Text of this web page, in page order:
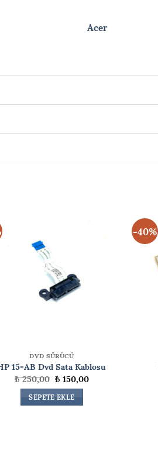
Acer
DVD SÜRÜCÜ
15-AB Dvd Sata Kablosu
₺250,00 Orijinal
fiyat:
₺ 250,00.
₺150,00Şu
andaki
SEPETE EKLE
-40%